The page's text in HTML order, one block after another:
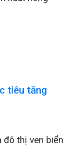
tiêu tăng
đô thị ven biển